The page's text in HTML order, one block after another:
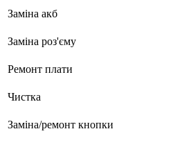
Заміна акб
Заміна роз'єму
Ремонт плати
Чистка
Заміна/ремонт кнопки